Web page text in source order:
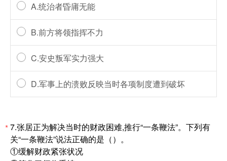
A.统治者昏庯无能
B.前方将领指挥不力
C.安史叛军实力强大
D.军事上的溃败反映当时各项制度遭到破坏
*7.张居正为解决当时的财政困难,推行“一条鞭法”。下列有
关“一条鞭法”说法正确的是（）。
①缓解财政紧张状况